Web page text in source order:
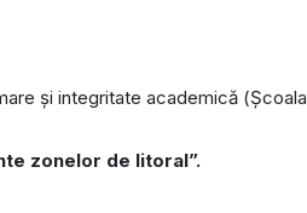
și integritate academică (Școala
zonelor de litoral”.